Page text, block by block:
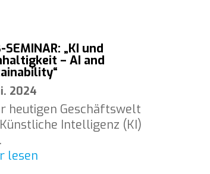
SEMINAR: „KI und
– AI and
2024
heutigen Geschäftswelt
Intelligenz (KI)
lesen